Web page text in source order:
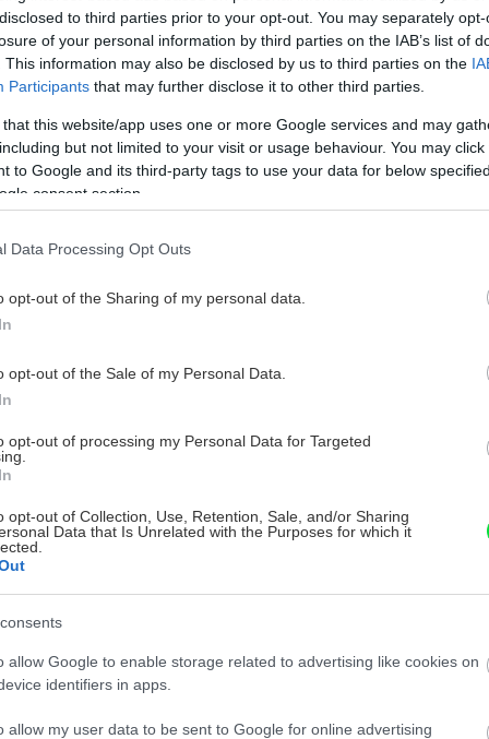
to third parties prior to your opt-out. You may separately
of your personal information by third parties on the IAB’s list of
This information may also be disclosed by us to third parties on the
Participants that may further disclose it to other third parties.
that this website/app uses one or more Google services and may
but not limited to your visit or usage behaviour. You may
to Google and its third-party tags to use your data for below
consent section.
Data Processing Opt Outs
opt-out of the Sharing of my personal data.
opt-out of the Sale of my Personal Data.
opt-out of processing my Personal Data for Targeted
opt-out of Collection, Use, Retention, Sale, and/or Sharing
Data that Is Unrelated with the Purposes for which it
allow Google to enable storage related to advertising like cookies on
identifiers in apps.
allow my user data to be sent to Google for online advertising
(označený ako g-hodnota) čo
Solárny faktor určuje, koľko energie zo
v podobe tepla. Čím je táto hodnota
Zatiaľ čo v zime sú solárne zisky vítané,
Ak nechcete už zabudované staršie
napríklad roletami.
proti prehrievaniu podkrovia je
Tu je však potrebné byť obozretný a
V prípade tepelných čerpadiel je
chladenia ponúkajú v súčasnosti
zvýšene riziko nielen zatečenia
tepla. Preto je potrebné používať
na mieru danej krytiny. Výrobcovia
systémy aj pre spoľahlivé a vodotesné
na strešnú fóliu a krytinu pre